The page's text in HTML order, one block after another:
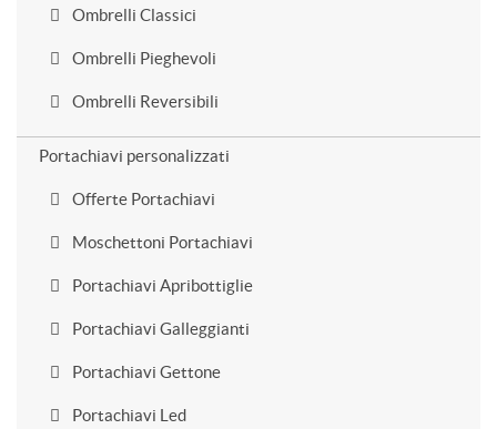
Ombrelli Classici
Ombrelli Pieghevoli
Ombrelli Reversibili
Portachiavi personalizzati
Offerte Portachiavi
Moschettoni Portachiavi
Portachiavi Apribottiglie
Portachiavi Galleggianti
Portachiavi Gettone
Portachiavi Led